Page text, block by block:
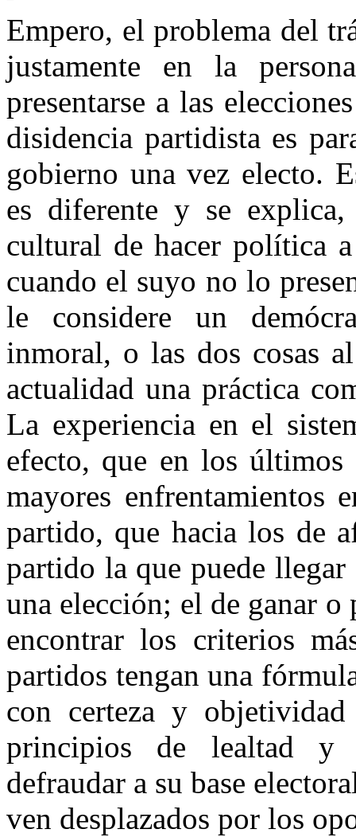
Empero, el problema del
justamente en la
presentarse a las
disidencia partidista es
gobierno una vez electo.
es diferente y se explica,
cultural de hacer política
cuando el suyo no lo
le considere un
inmoral, o las dos cosas
actualidad una práctica
La experiencia en el
efecto, que en los
mayores enfrentamientos
partido, que hacia los de
partido la que puede
una elección; el de ganar
encontrar los criterios
partidos tengan una
con certeza y
principios de lealtad y
defraudar a su base
ven desplazados por los